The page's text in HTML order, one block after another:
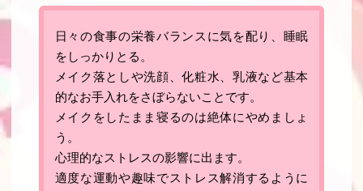
日々の食事の栄養バランスに気を配り、睡眠
をしっかりとる。
メイク落としや洗顔、化粧水、乳液など基本
的なお手入れをさぼらないことです。
メイクをしたまま寝るのは絶体にやめましょ
う。
心理的なストレスの影響に出ます。
適度な運動や趣味でストレス解消するように